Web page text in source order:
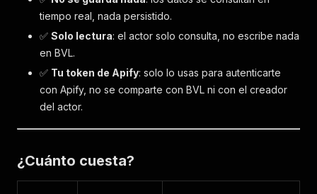
tiempo real, nada persistido.
✅ Solo lectura: el actor solo consulta, no escribe nada
en BVL.
✅ Tu token de Apify: solo lo usas para autenticarte
con Apify, no se comparte con BVL ni con el creador
del actor.
¿Cuánto cuesta?